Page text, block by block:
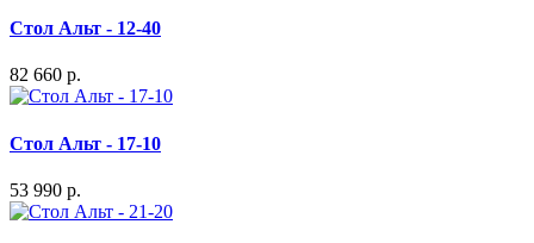
Стол Альт - 12-40
82 660 р.
Стол Альт - 17-10
53 990 р.